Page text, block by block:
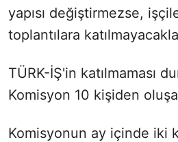
yapısı değiştirmezse,
toplantılara
TÜRK-İŞ'in katılmaması
Komisyon 10 kişiden
Komisyonun ay içinde iki